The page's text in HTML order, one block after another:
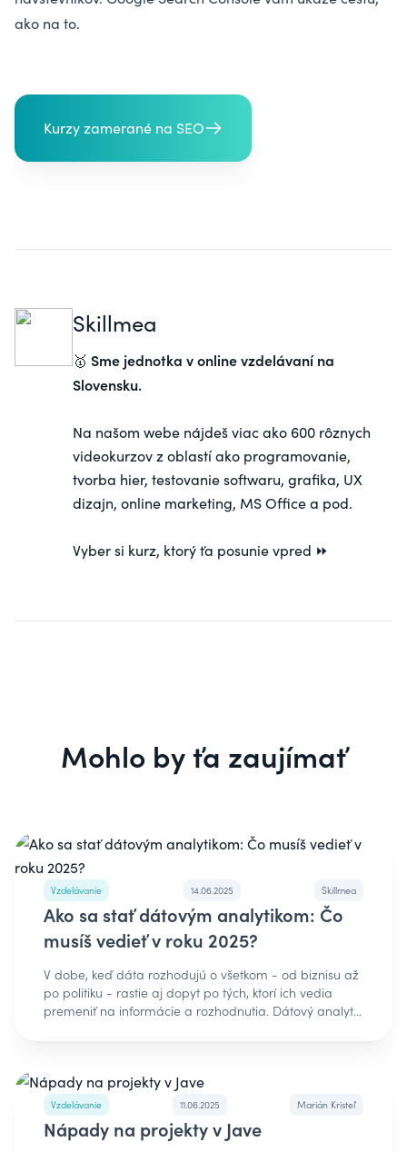
ako na to.
Kurzy zamerané na SEO
Skillmea
🥇 Sme jednotka v online vzdelávaní na
Slovensku.
Na našom webe nájdeš viac ako 600 rôznych
videokurzov z oblastí ako programovanie,
tvorba hier, testovanie softwaru, grafika, UX
dizajn, online marketing, MS Office a pod.
Vyber si kurz, ktorý ťa posunie vpred ⏩
Mohlo by ťa zaujímať
Vzdelávanie 14.06.2025 Skillmea
Ako sa stať dátovým analytikom: Čo
musíš vedieť v roku 2025?
V dobe, keď dáta rozhodujú o všetkom - od biznisu až
po politiku - rastie aj dopyt po tých, ktorí ich vedia
premeniť na informácie a rozhodnutia. Dátový analytik
zvládneš aj bez titulu z informatiky. Potrebuješ správny
plán, ochotu učiť sa a chuť hľadať zmysel v číslach. V
tomto článku ti ukážeme: • Čo presne robí dátový
analytik, • Aké nástroje a zručnosti potrebuješ ovládať
Vzdelávanie 11.06.2025 Marián Kristeľ
Nápady na projekty v Jave